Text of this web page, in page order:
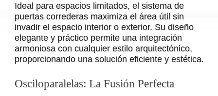
Ideal para espacios limitados, el sistema de
puertas correderas maximiza el área útil sin
invadir el espacio interior o exterior. Su diseño
elegante y práctico permite una integración
armoniosa con cualquier estilo arquitectónico,
proporcionando una solución eficiente y estética.
Osciloparalelas: La Fusión Perfecta